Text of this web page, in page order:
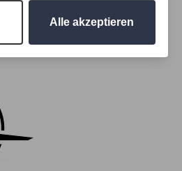
Alle akzeptieren